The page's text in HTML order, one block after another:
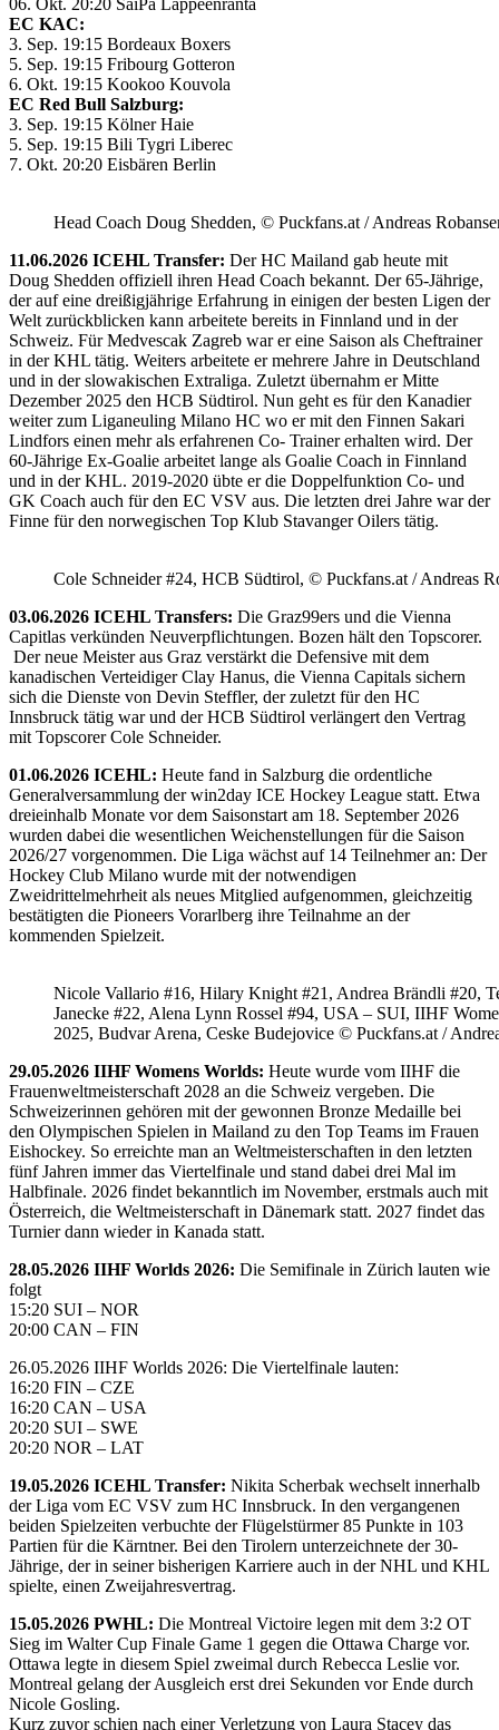
EC KAC:
3. Sep. 19:15 Bordeaux Boxers
5. Sep. 19:15 Fribourg Gotteron
6. Okt. 19:15 Kookoo Kouvola
EC Red Bull Salzburg:
3. Sep. 19:15 Kölner Haie
5. Sep. 19:15 Bili Tygri Liberec
7. Okt. 20:20 Eisbären Berlin
Head Coach Doug Shedden, © Puckfans.at / Andreas
11.06.2026 ICEHL Transfer: Der HC Mailand gab heute mit
Doug Shedden offiziell ihren Head Coach bekannt. Der 65-Jährige,
der auf eine dreißigjährige Erfahrung in einigen der besten Ligen der
Welt zurückblicken kann arbeitete bereits in Finnland und in der
Schweiz. Für Medvescak Zagreb war er eine Saison als Cheftrainer
in der KHL tätig. Weiters arbeitete er mehrere Jahre in Deutschland
und in der slowakischen Extraliga. Zuletzt übernahm er Mitte
Dezember 2025 den HCB Südtirol. Nun geht es für den Kanadier
weiter zum Liganeuling Milano HC wo er mit den Finnen Sakari
Lindfors einen mehr als erfahrenen Co- Trainer erhalten wird. Der
60-Jährige Ex-Goalie arbeitet lange als Goalie Coach in Finnland
und in der KHL. 2019-2020 übte er die Doppelfunktion Co- und
GK Coach auch für den EC VSV aus. Die letzten drei Jahre war der
Finne für den norwegischen Top Klub Stavanger Oilers tätig.
Cole Schneider #24, HCB Südtirol, © Puckfans.at / Andreas
03.06.2026 ICEHL Transfers: Die Graz99ers und die Vienna
Capitlas verkünden Neuverpflichtungen. Bozen hält den Topscorer.
Der neue Meister aus Graz verstärkt die Defensive mit dem
kanadischen Verteidiger Clay Hanus, die Vienna Capitals sichern
sich die Dienste von Devin Steffler, der zuletzt für den HC
Innsbruck tätig war und der HCB Südtirol verlängert den Vertrag
mit Topscorer Cole Schneider.
01.06.2026 ICEHL: Heute fand in Salzburg die ordentliche
Generalversammlung der win2day ICE Hockey League statt. Etwa
dreieinhalb Monate vor dem Saisonstart am 18. September 2026
wurden dabei die wesentlichen Weichenstellungen für die Saison
2026/27 vorgenommen. Die Liga wächst auf 14 Teilnehmer an: Der
Hockey Club Milano wurde mit der notwendigen
Zweidrittelmehrheit als neues Mitglied aufgenommen, gleichzeitig
bestätigten die Pioneers Vorarlberg ihre Teilnahme an der
kommenden Spielzeit.
Nicole Vallario #16, Hilary Knight #21, Andrea Brändli #20,
Janecke #22, Alena Lynn Rossel #94, USA – SUI, IIHF
2025, Budvar Arena, Ceske Budejovice © Puckfans.at /
29.05.2026 IIHF Womens Worlds: Heute wurde vom IIHF die
Frauenweltmeisterschaft 2028 an die Schweiz vergeben. Die
Schweizerinnen gehören mit der gewonnen Bronze Medaille bei
den Olympischen Spielen in Mailand zu den Top Teams im Frauen
Eishockey. So erreichte man an Weltmeisterschaften in den letzten
fünf Jahren immer das Viertelfinale und stand dabei drei Mal im
Halbfinale. 2026 findet bekanntlich im November, erstmals auch mit
Österreich, die Weltmeisterschaft in Dänemark statt. 2027 findet das
Turnier dann wieder in Kanada statt.
28.05.2026 IIHF Worlds 2026: Die Semifinale in Zürich lauten wie
folgt
15:20 SUI – NOR
20:00 CAN – FIN
26.05.2026 IIHF Worlds 2026: Die Viertelfinale lauten:
16:20 FIN – CZE
16:20 CAN – USA
20:20 SUI – SWE
20:20 NOR – LAT
19.05.2026 ICEHL Transfer: Nikita Scherbak wechselt innerhalb
der Liga vom EC VSV zum HC Innsbruck. In den vergangenen
beiden Spielzeiten verbuchte der Flügelstürmer 85 Punkte in 103
Partien für die Kärntner. Bei den Tirolern unterzeichnete der 30-
Jährige, der in seiner bisherigen Karriere auch in der NHL und KHL
spielte, einen Zweijahresvertrag.
15.05.2026 PWHL: Die Montreal Victoire legen mit dem 3:2 OT
Sieg im Walter Cup Finale Game 1 gegen die Ottawa Charge vor.
Ottawa legte in diesem Spiel zweimal durch Rebecca Leslie vor.
Montreal gelang der Ausgleich erst drei Sekunden vor Ende durch
Nicole Gosling.
Kurz zuvor schien nach einer Verletzung von Laura Stacey das